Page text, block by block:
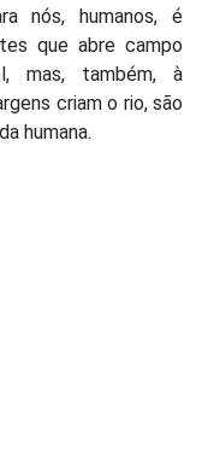
nós, humanos, é
que abre campo
mas, também, à
criam o rio, são
humana.